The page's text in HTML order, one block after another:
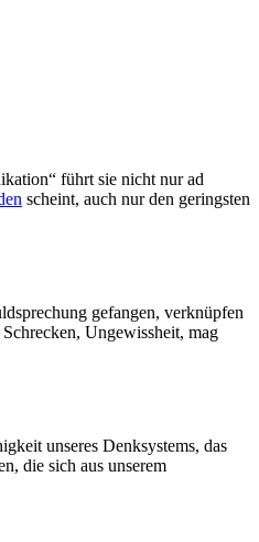
führt sie nicht nur ad
scheint, auch nur den geringsten
gefangen, verknüpfen
Ungewissheit, mag
unseres Denksystems, das
die sich aus unserem